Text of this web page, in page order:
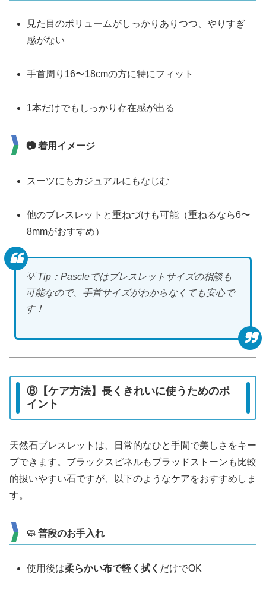
見た目のボリュームがしっかりありつつ、やりすぎ
感がない
手首周り16〜18cmの方に特にフィット
1本だけでもしっかり存在感が出る
📷 着用イメージ
スーツにもカジュアルにもなじむ
他のブレスレットと重ねづけも可能（重ねるなら6〜
8mmがおすすめ）
💡 Tip：Pascleではブレスレットサイズの相談も
可能なので、手首サイズがわからなくても安心で
す！
⑧【ケア方法】長くきれいに使うためのポ
イント
天然石ブレスレットは、日常的なひと手間で美しさをキー
プできます。ブラックスピネルもブラッドストーンも比較
的扱いやすい石ですが、以下のようなケアをおすすめしま
す。
🧼 普段のお手入れ
使用後は柔らかい布で軽く拭く だけでOK